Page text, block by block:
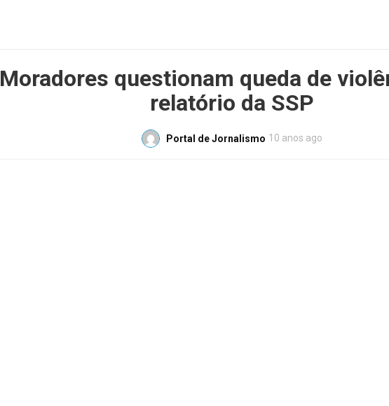
Moradores questionam queda de
relatório da SSP
Portal de Jornalismo 10 anos ago